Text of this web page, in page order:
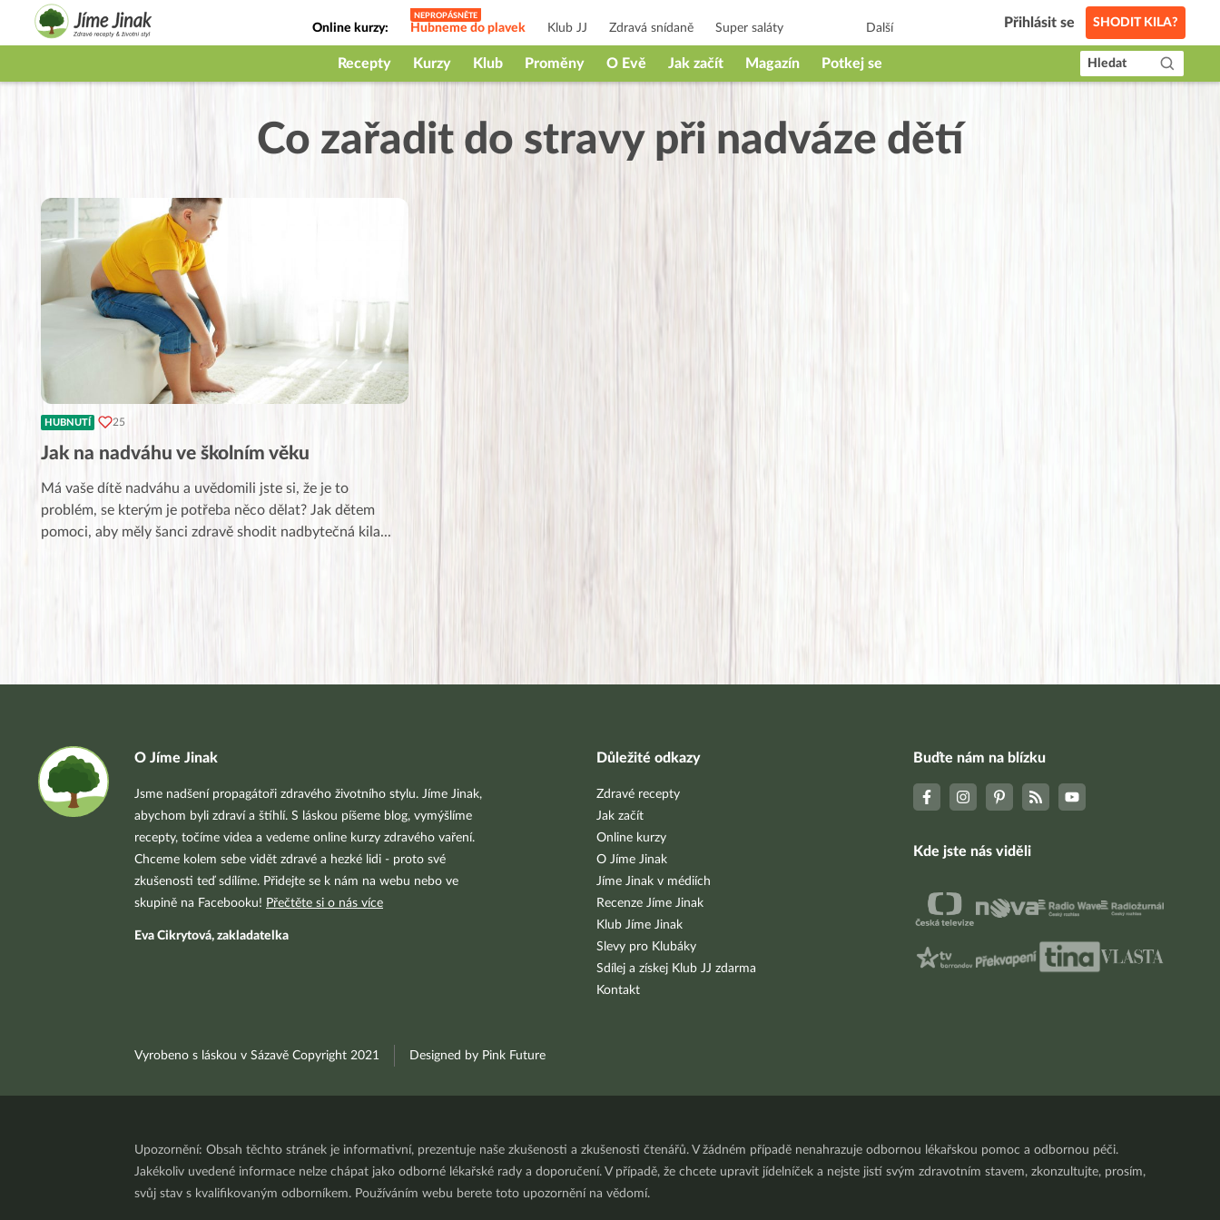
Online kurzy: Hubneme do plavek Klub JJ Zdravá snídaně Super saláty
Jak na babičky
Další Přihlásit se SHODIT KILA?
Recepty Kurzy Klub Proměny O Evě Jak začít Magazín Potkej se Hledat
Co zařadit do stravy při nadváze dětí
HUBNUTÍ 25
Jak na nadváhu ve školním věku
Má vaše dítě nadváhu a uvědomili jste si, že je to
problém, se kterým je potřeba něco dělat? Jak dětem
pomoci, aby měly šanci zdravě shodit nadbytečná kila...
O Jíme Jinak
Jsme nadšení propagátoři zdravého životního stylu. Jíme Jinak,
abychom byli zdraví a štíhlí. S láskou píšeme blog, vymýšlíme
recepty, točíme videa a vedeme online kurzy zdravého vaření.
Chceme kolem sebe vidět zdravé a hezké lidi - proto své
zkušenosti teď sdílíme. Přidejte se k nám na webu nebo ve
skupině na Facebooku! Přečtěte si o nás více
Eva Cikrytová, zakladatelka
Důležité odkazy
Zdravé recepty
Jak začít
Online kurzy
O Jíme Jinak
Jíme Jinak v médiích
Recenze Jíme Jinak
Klub Jíme Jinak
Slevy pro Klubáky
Sdílej a získej Klub JJ zdarma
Kontakt
Buďte nám na blízku
Kde jste nás viděli
Vyrobeno s láskou v Sázavě Copyright 2021 Designed by Pink Future
Upozornění: Obsah těchto stránek je informativní, prezentuje naše zkušenosti a zkušenosti čtenářů. V žádném případě nenahrazuje odbornou lékařskou pomoc a odbornou péči.
Jakékoliv uvedené informace nelze chápat jako odborné lékařské rady a doporučení. V případě, že chcete upravit jídelníček a nejste jistí svým zdravotním stavem, zkonzultujte, prosím,
svůj stav s kvalifikovaným odborníkem. Používáním webu berete toto upozornění na vědomí.